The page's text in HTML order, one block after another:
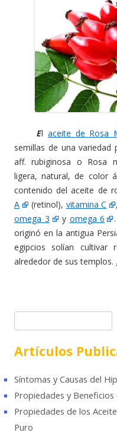
El aceite de Rosa
semillas de una variedad
aff. rubiginosa o Rosa
ligera, natural, de color
contenido del aceite de
A
(retinol), vitamina C
omega 3
y omega 6
originó en la antigua
egipcios solían cultivar
alrededor de sus templos.
u
s
a
Artículos
Síntomas y Causas del
Propiedades y Beneficios
Propiedades de los
Puro